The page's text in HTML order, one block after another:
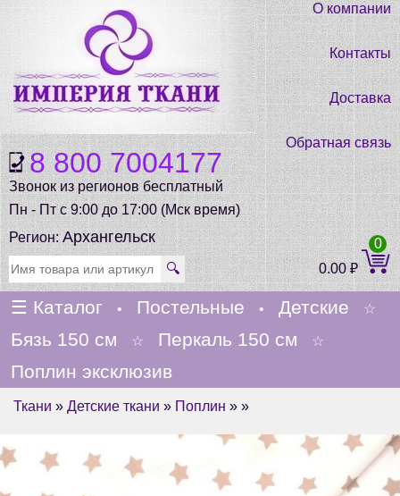
8 800 7004177
Звонок из регионов бесплатный
Пн - Пт с 9:00 до 17:00 (Мск время)
О компании
Контакты
Доставка
Обратная связь
Регион:Архангельск
🔍 0.00₽
0
☰ Каталог • Постельные • Детские ☆
Бязь 150 см ☆ Перкаль 150 см ☆
Поплин эксклюзив
Ткани » Детские ткани » Поплин » »